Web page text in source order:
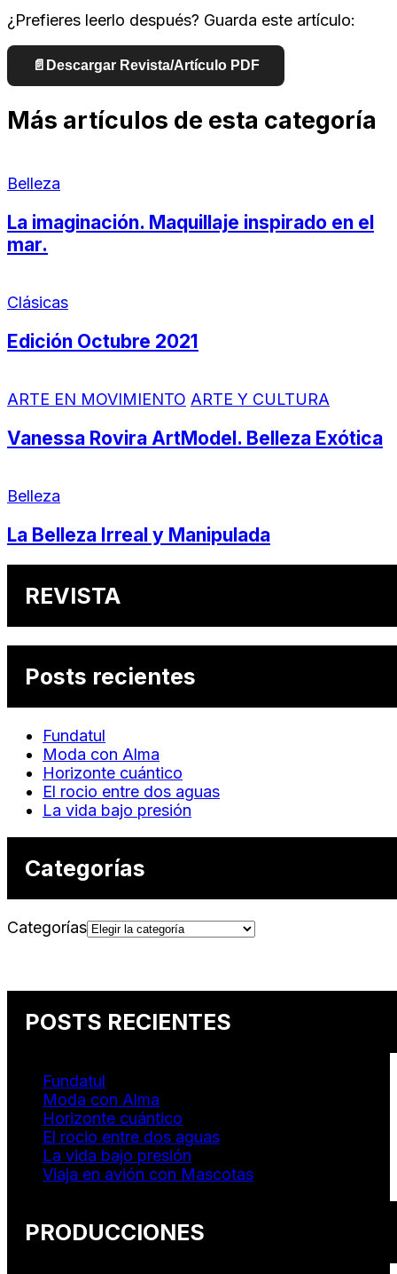
¿Prefieres leerlo después? Guarda este artículo:
📄 Descargar Revista/Artículo PDF
Más artículos de esta categoría
Belleza
La imaginación. Maquillaje inspirado en el
mar.
Clásicas
Edición Octubre 2021
ARTE EN MOVIMIENTO ARTE Y CULTURA
Vanessa Rovira ArtModel. Belleza Exótica
Belleza
La Belleza Irreal y Manipulada
REVISTA
Posts recientes
Fundatul
Moda con Alma
Horizonte cuántico
El rocio entre dos aguas
La vida bajo presión
Categorías
Categorías
POSTS RECIENTES
Fundatul
Moda con Alma
Horizonte cuántico
El rocio entre dos aguas
La vida bajo presión
Viaja en avión con Mascotas
PRODUCCIONES